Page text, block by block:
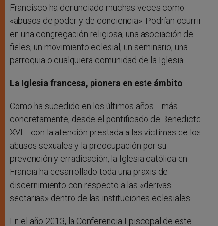
Francisco ha denunciado muchas veces como
«abusos de poder y de conciencia». Podrían ocurrir
en una congregación religiosa, una asociación de
fieles, un movimiento eclesial, un seminario, una
parroquia o cualquiera comunidad de la Iglesia.
La Iglesia francesa, pionera en este ámbito
Como ha sucedido en los últimos años –más
concretamente, desde el pontificado de Benedicto
XVI– con la atención prestada a las víctimas de los
abusos sexuales y la preocupación por su
prevención y erradicación, la Iglesia católica en
Francia ha desarrollado toda una praxis de
discernimiento con respecto a las «derivas
sectarias» dentro de las instituciones eclesiales.
En el año 2013, la Conferencia Episcopal de este